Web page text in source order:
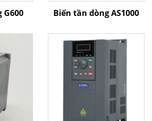
Biến tần dòng AS1000